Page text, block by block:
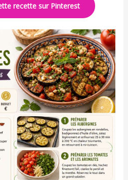
recette sur Pinterest